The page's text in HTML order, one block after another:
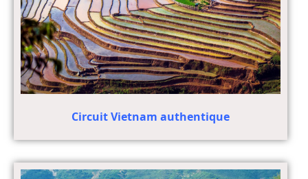
Circuit Vietnam authentique